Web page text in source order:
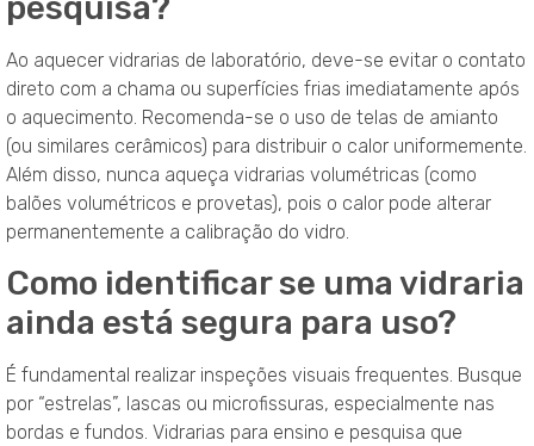
Ao aquecer vidrarias de laboratório, deve-se evitar o contato
direto com a chama ou superfícies frias imediatamente após
o aquecimento. Recomenda-se o uso de telas de amianto
(ou similares cerâmicos) para distribuir o calor uniformemente.
Além disso, nunca aqueça vidrarias volumétricas (como
balões volumétricos e provetas), pois o calor pode alterar
permanentemente a calibração do vidro.
Como identificar se uma vidraria
ainda está segura para uso?
É fundamental realizar inspeções visuais frequentes. Busque
por “estrelas”, lascas ou microfissuras, especialmente nas
bordas e fundos. Vidrarias para ensino e pesquisa que